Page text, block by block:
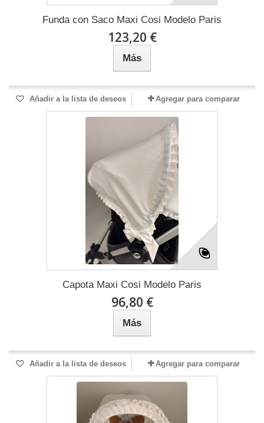
Funda con Saco Maxi Cosi Modelo Paris
123,20 €
Más
Añadir a la lista de deseos Agregar para comparar
Capota Maxi Cosi Modelo Paris
96,80 €
Más
Añadir a la lista de deseos Agregar para comparar